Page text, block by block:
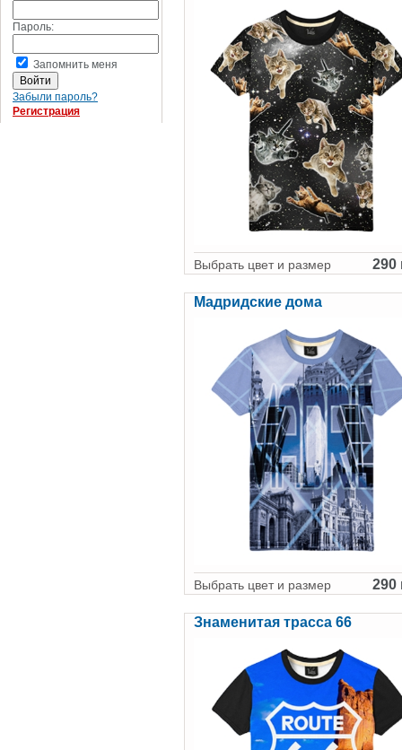
Пароль:
Запомнить меня
Забыли пароль?
Регистрация
Выбрать цвет и размер 290
Мадридские дома
Выбрать цвет и размер 290
Знаменитая трасса 66